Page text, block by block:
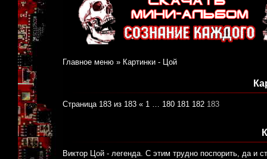
Главное меню » Картинки - Цой
Страница 183 из 183 « 1 … 180 181 182 183
Виктор Цой - легенда. С этим трудно поспорить, да и